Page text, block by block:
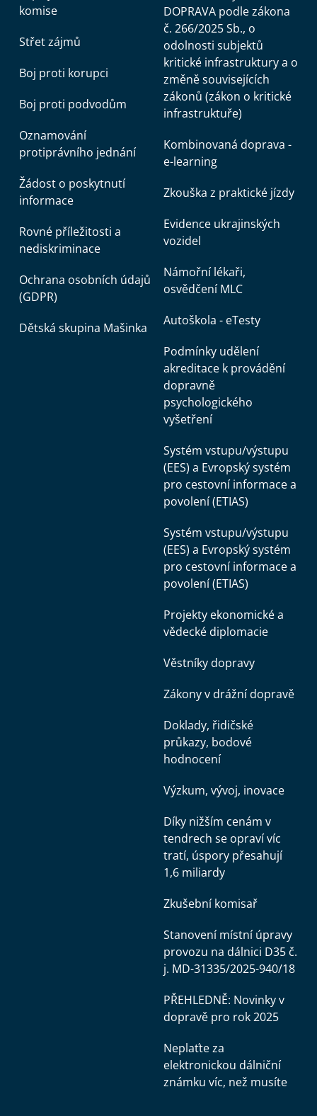
komise
Střet zájmů
Boj proti korupci
Boj proti podvodům
Oznamování
protiprávního jednání
Žádost o poskytnutí
informace
Rovné příležitosti a
nediskriminace
Ochrana osobních údajů
(GDPR)
Dětská skupina Mašinka
DOPRAVA podle zákona
č. 266/2025 Sb., o
odolnosti subjektů
kritické infrastruktury a o
změně souvisejících
zákonů (zákon o kritické
infrastruktuře)
Kombinovaná doprava -
e-learning
Zkouška z praktické jízdy
Evidence ukrajinských
vozidel
Námořní lékaři,
osvědčení MLC
Autoškola - eTesty
Podmínky udělení
akreditace k provádění
dopravně
psychologického
vyšetření
Systém vstupu/výstupu
(EES) a Evropský systém
pro cestovní informace a
povolení (ETIAS)
Systém vstupu/výstupu
(EES) a Evropský systém
pro cestovní informace a
povolení (ETIAS)
Projekty ekonomické a
vědecké diplomacie
Věstníky dopravy
Zákony v drážní dopravě
Doklady, řidičské
průkazy, bodové
hodnocení
Výzkum, vývoj, inovace
Díky nižším cenám v
tendrech se opraví víc
tratí, úspory přesahují
1,6 miliardy
Zkušební komisař
Stanovení místní úpravy
provozu na dálnici D35 č.
j. MD-31335/2025-940/18
PŘEHLEDNĚ: Novinky v
dopravě pro rok 2025
Neplaťte za
elektronickou dálniční
známku víc, než musíte